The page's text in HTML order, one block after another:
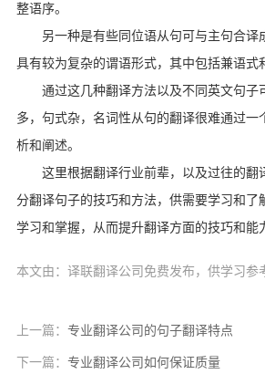
整语序。
另一种是有些同位语从句可与主句合译
具有较为复杂的谓语形式，其中包括兼语式
通过这几种翻译方法以及不同英文句子
多，句式杂，名词性从句的翻译很难通过一
析和阐述。
这里根据翻译行业前辈，以及过往的翻
分翻译句子的技巧和方法，供需要学习和了
学习和掌握，从而提升翻译方面的技巧和能
本文由：译联翻译公司免费发布，供学习参
上一篇： 专业翻译公司的句子翻译特点
下一篇： 专业翻译公司如何保证质量